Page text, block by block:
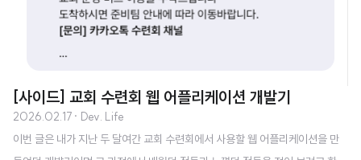
[사이드] 교회 수련회 웹 어플리케이션 개발기
2026.02.17 · Dev. Life
이번 글은 내가 지난 두 달여간 교회 수련회에서 사용할 웹 어플리케이션을 만